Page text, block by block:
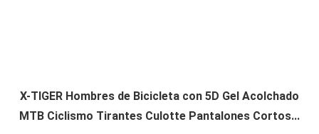
X-TIGER Hombres de Bicicleta con 5D Gel Acolchado
MTB Ciclismo Tirantes Culotte Pantalones Cortos...